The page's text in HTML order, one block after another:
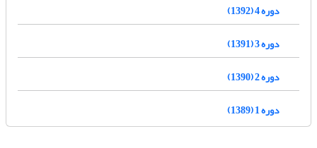
دوره 4 (1392)
دوره 3 (1391)
دوره 2 (1390)
دوره 1 (1389)